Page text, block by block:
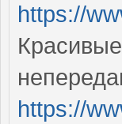
https://
https://